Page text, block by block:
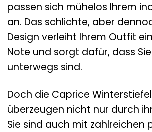
passen sich mühelos Ihrem
an. Das schlichte, aber
Design verleiht Ihrem Outfit
Note und sorgt dafür, dass
unterwegs sind.
Doch die Caprice
überzeugen nicht nur durch
Sie sind auch mit zahlreichen